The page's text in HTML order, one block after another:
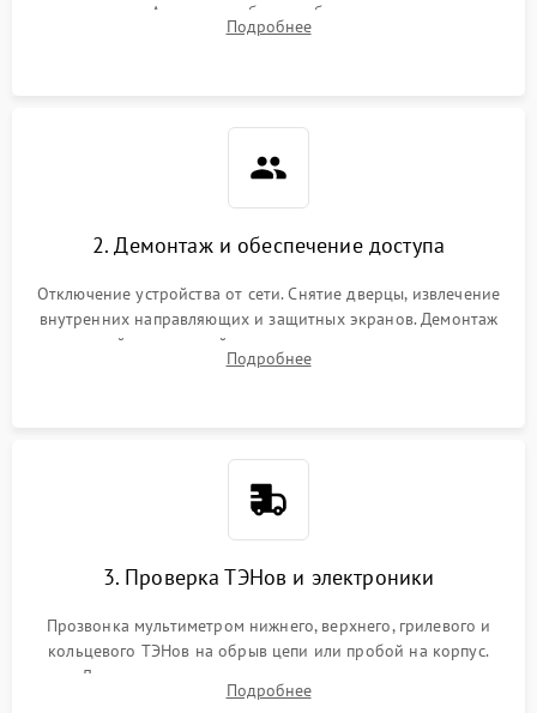
колодке. Анализ жалоб на проблемы с нагревом,
конвекцией, панелью управления или блокировкой дверцы.
Подробнее
2. Демонтаж и обеспечение доступа
Отключение устройства от сети. Снятие дверцы, извлечение
внутренних направляющих и защитных экранов. Демонтаж
задней или верхней панели для прямого доступа к
нагревательным элементам, плате и вентиляторам.
Подробнее
3. Проверка ТЭНов и электроники
Прозвонка мультиметром нижнего, верхнего, грилевого и
кольцевого ТЭНов на обрыв цепи или пробой на корпус.
Диагностика термостата, датчиков температуры,
переключателя режимов и мотора конвекции.
Подробнее